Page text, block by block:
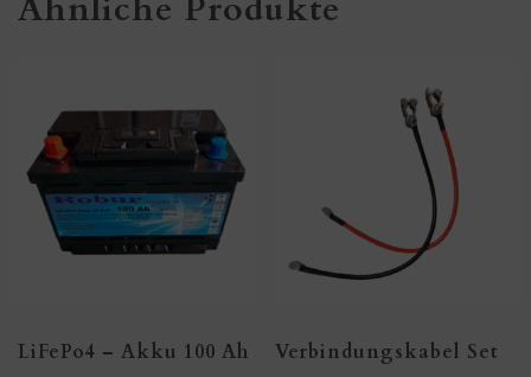
Ähnliche Produkte
LiFePo4 – Akku 100 Ah
Verbindungskabel Set